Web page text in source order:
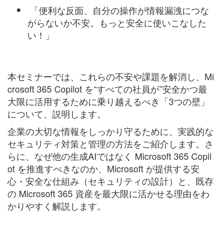
「便利な反面、自分の操作が情報漏洩につな
がらないか不安。もっと安全に使いこなした
い！」
本セミナーでは、これらの不安や課題を解消し、Mi
crosoft 365 Copilot を“すべての社員が”安全かつ最
大限に活用するために乗り越えるべき「3つの壁」
について、説明します。
企業の大切な情報をしっかり守るために、 実践的な
セキュリティ対策と管理の方法をご紹介します。さ
らに、なぜ他の生成AIではなく Microsoft 365 Copil
ot を推進すべきなのか、 Microsoft が提供する安
心・安全な仕組み（セキュリティの設計）と 、既存
の Microsoft 365 資産を最大限に活かせる理由をわ
かりやすく解説します。